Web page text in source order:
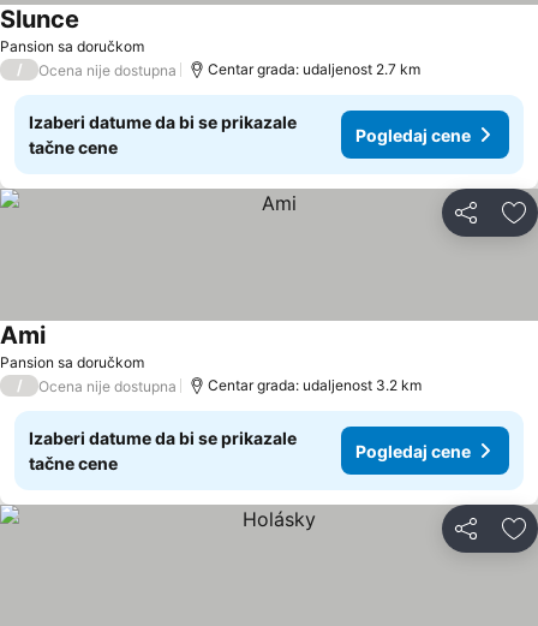
Pansion sa doručkom
Slunce
/ Ocena nije dostupna Centar grada: udaljenost 2.7 km
Izaberi datume da bi se prikazale
tačne cene
Pogledaj cene
Deli
Pansion sa doručkom
AmiPogledaj cene
/ Ocena nije dostupna Centar grada: udaljenost 3.2 km
Izaberi datume da bi se prikazale
tačne cene
Pogledaj cene
Deli